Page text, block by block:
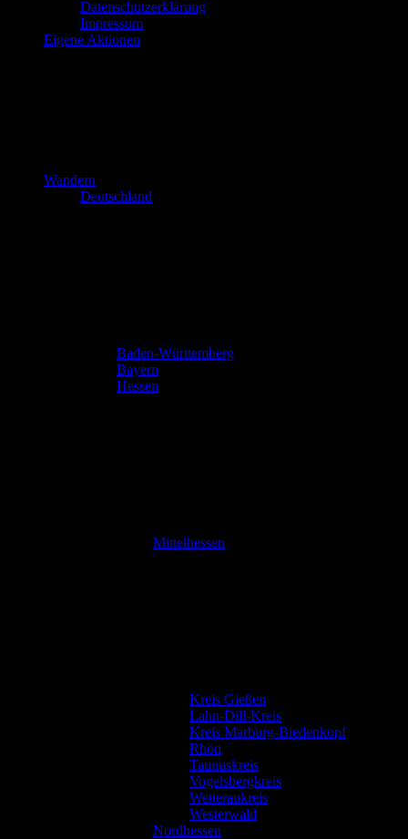
Datenschutzerklärung
Impressum
Eigene Aktionen
Wandern
Deutschland
Baden-Württemberg
Bayern
Hessen
Mittelhessen
Kreis Gießen
Lahn-Dill-Kreis
Kreis Marburg-Biedenkopf
Rhön
Taunuskreis
Vogelsbergkreis
Wetteraukreis
Westerwald
Nordhessen